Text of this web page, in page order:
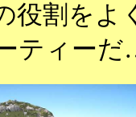
役割を
ティー